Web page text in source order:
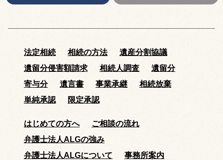
法定相続 相続の方法
遺産分割協議
遺留分侵害額請求
相続人調査
遺留分
寄与分
遺言書 事業承継
相続放棄
単純承認
限定承認
はじめての方へ
ご相談の流れ
弁護士法人ALGの強み
弁護士法人ALGについて
事務所案内